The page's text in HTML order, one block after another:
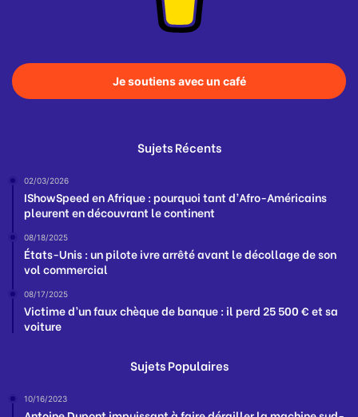
Je soutiens avec un café
Sujets Récents
02/03/2026
IShowSpeed en Afrique : pourquoi tant d’Afro-Américains
pleurent en découvrant le continent
08/18/2025
États-Unis : un pilote ivre arrêté avant le décollage de son
vol commercial
08/17/2025
Victime d’un faux chèque de banque : il perd 25 500 € et sa
voiture
Sujets Populaires
10/16/2023